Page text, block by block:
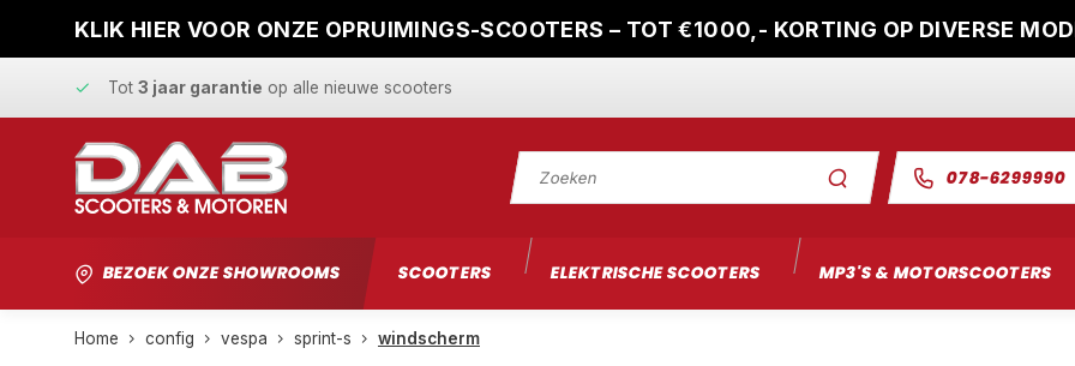
KLIK HIER VOOR ONZE OPRUIMINGS-SCOOTERS – TOT €1000,- KORTING OP DIVERSE
Snelle leveringen vaste scherpe prijzen
Tot 3 jaar garantie op alle nieuwe scooters
Gratis ophaalservicebij reparatie
Snelle leveringenvaste scherpe prijzen
078-6299990
BEZOEK ONZE SHOWROOMS SCOOTERS ELEKTRISCHE SCOOTERS MP3'S & MOTORSCOOTERS
Home config vespa sprint-s windscherm